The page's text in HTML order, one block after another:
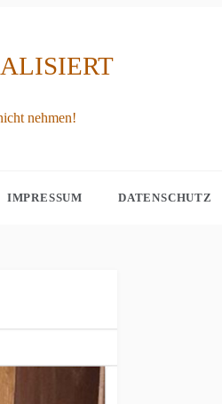
nehmen!
IMPRESSUM DATENSCHUTZ